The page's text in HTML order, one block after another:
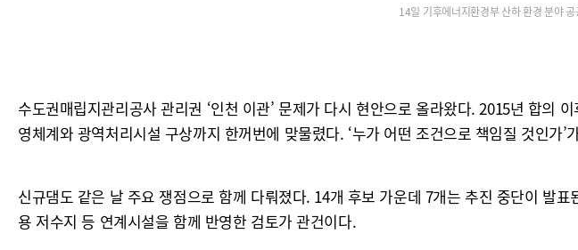
14일 기후에너지환경부 산하 환경 분야
수도권매립지관리공사 관리권 ‘인천 이관’ 문제가 다시 현안으로 올라왔다. 2015년 합의
영체계와 광역처리시설 구상까지 한꺼번에 맞물렸다. ‘누가 어떤 조건으로 책임질 것인가’
신규댐도 같은 날 주요 쟁점으로 함께 다뤄졌다. 14개 후보 가운데 7개는 추진 중단이 발
용 저수지 등 연계시설을 함께 반영한 검토가 관건이다.